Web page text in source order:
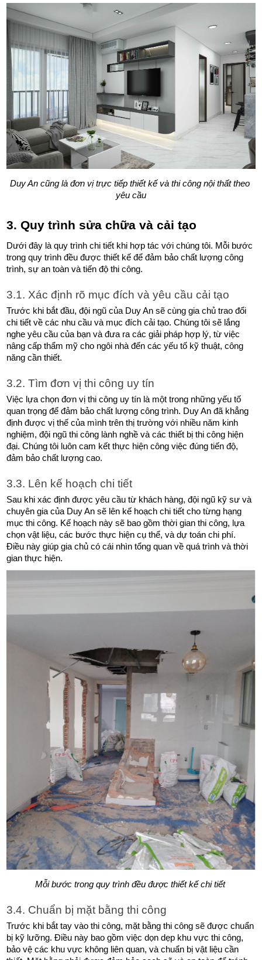
Duy An cũng là đơn vị trực tiếp thiết kế và thi công nội thất theo
yêu cầu
3. Quy trình sửa chữa và cải tạo
Dưới đây là quy trình chi tiết khi hợp tác với chúng tôi. Mỗi bước
trong quy trình đều được thiết kế để đảm bảo chất lượng công
trình, sự an toàn và tiến độ thi công.
3.1. Xác định rõ mục đích và yêu cầu cải tạo
Trước khi bắt đầu, đội ngũ của Duy An sẽ cùng gia chủ trao đổi
chi tiết về các nhu cầu và mục đích cải tạo. Chúng tôi sẽ lắng
nghe yêu cầu của bạn và đưa ra các giải pháp hợp lý, từ việc
nâng cấp thẩm mỹ cho ngôi nhà đến các yếu tố kỹ thuật, công
năng cần thiết.
3.2. Tìm đơn vị thi công uy tín
Việc lựa chọn đơn vị thi công uy tín là một trong những yếu tố
quan trọng để đảm bảo chất lượng công trình. Duy An đã khẳng
định được vị thế của mình trên thị trường với nhiều năm kinh
nghiệm, đội ngũ thi công lành nghề và các thiết bị thi công hiện
đại. Chúng tôi luôn cam kết thực hiện công việc đúng tiến độ,
đảm bảo chất lượng cao.
3.3. Lên kế hoạch chi tiết
Sau khi xác định được yêu cầu từ khách hàng, đội ngũ kỹ sư và
chuyên gia của Duy An sẽ lên kế hoạch chi tiết cho từng hạng
mục thi công. Kế hoạch này sẽ bao gồm thời gian thi công, lựa
chọn vật liệu, các bước thực hiện cụ thể, và dự toán chi phí.
Điều này giúp gia chủ có cái nhìn tổng quan về quá trình và thời
gian thực hiện.
Mỗi bước trong quy trình đều được thiết kế chi tiết
3.4. Chuẩn bị mặt bằng thi công
Trước khi bắt tay vào thi công, mặt bằng thi công sẽ được chuẩn
bị kỹ lưỡng. Điều này bao gồm việc dọn dẹp khu vực thi công,
bảo vệ các khu vực không liên quan, và chuẩn bị vật liệu cần